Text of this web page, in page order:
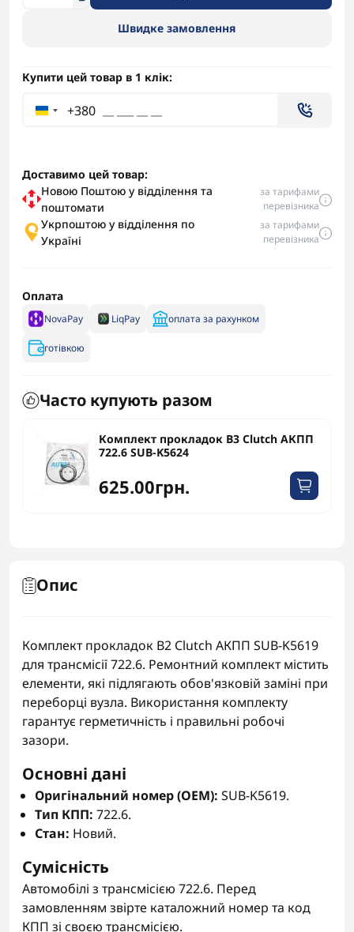
Швидке замовлення
Купити цей товар в 1 клік:
+380
Доставимо цей товар:
Новою Поштою у відділення та
поштомати
за тарифами
перевізника
Укрпоштою у відділення по
Україні
за тарифами
перевізника
Оплата
NovaPay LiqPay оплата за рахунком
готівкою
Часто купують разом
Комплект прокладок B3 Clutch АКПП
722.6 SUB-K5624
625.00грн.
Опис
Комплект прокладок B2 Clutch АКПП SUB-K5619
для трансмісії 722.6. Ремонтний комплект містить
елементи, які підлягають обов'язковій заміні при
переборці вузла. Використання комплекту
гарантує герметичність і правильні робочі
зазори.
Основні дані
Оригінальний номер (OEM): SUB-K5619.
Тип КПП: 722.6.
Стан: Новий.
Сумісність
Автомобілі з трансмісією 722.6. Перед
замовленням звірте каталожний номер та код
КПП зі своєю трансмісією.